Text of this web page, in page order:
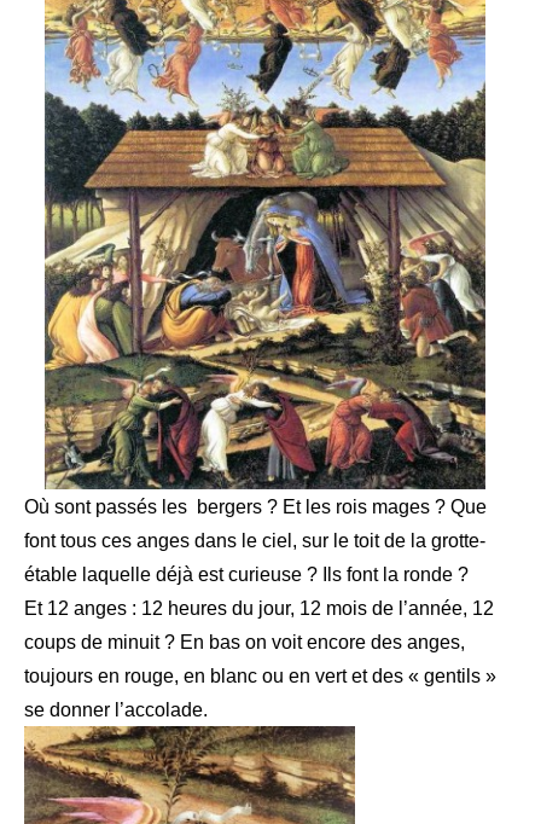
Où sont passés les bergers ? Et les rois mages ? Que
font tous ces anges dans le ciel, sur le toit de la grotte-
étable laquelle déjà est curieuse ? Ils font la ronde ?
Et 12 anges : 12 heures du jour, 12 mois de l’année, 12
coups de minuit ? En bas on voit encore des anges,
toujours en rouge, en blanc ou en vert et des « gentils »
se donner l’accolade.